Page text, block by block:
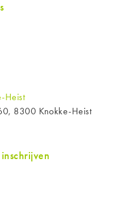
Heist
8300 Knokke-Heist